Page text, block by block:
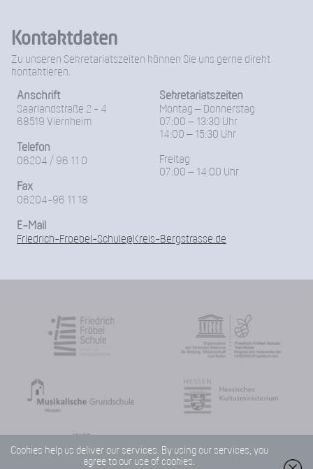
Kontaktdaten
Zu unseren Sekretariatszeiten können Sie uns gerne direkt
kontaktieren.
Anschrift
Saarlandstraße 2 - 4
68519 Viernheim
Telefon
06204 / 96 11 0
Fax
06204-96 11 18
Sekretariatszeiten
Montag – Donnerstag
07:00 – 13:30 Uhr
14:00 – 15:30 Uhr
Freitag
07:00 – 14:00 Uhr
E-Mail
Friedrich-Froebel-Schule@Kreis-Bergstrasse.de
Cookies help us deliver our services. By using our services, you
agree to our use of cookies.